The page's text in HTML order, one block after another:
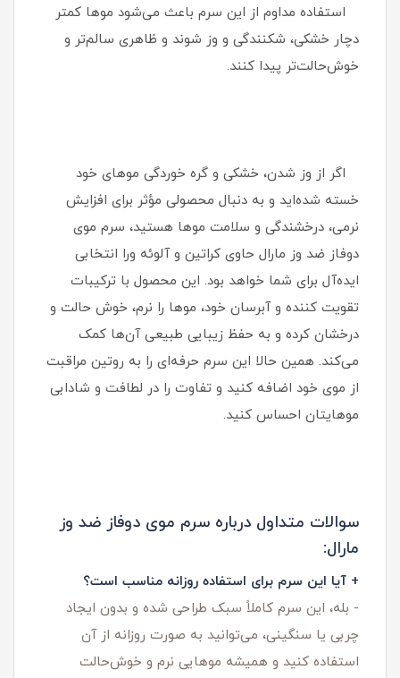
استفاده مداوم از این سرم باعث می‌شود موها کمتر
دچار خشکی، شکنندگی و وز شوند و ظاهری سالم‌تر و
خوش‌حالت‌تر پیدا کنند.
اگر از وز شدن، خشکی و گره خوردگی موهای خود
خسته شده‌اید و به دنبال محصولی مؤثر برای افزایش
نرمی، درخشندگی و سلامت موها هستید، سرم موی
دوفاز ضد وز مارال حاوی کراتین و آلوئه ورا انتخابی
ایده‌آل برای شما خواهد بود. این محصول با ترکیبات
تقویت‌ کننده و آبرسان خود، موها را نرم، خوش‌ حالت و
درخشان کرده و به حفظ زیبایی طبیعی آن‌ها کمک
می‌کند. همین حالا این سرم حرفه‌ای را به روتین مراقبت
از موی خود اضافه کنید و تفاوت را در لطافت و شادابی
موهایتان احساس کنید.
سوالات متداول درباره سرم موی دوفاز ضد وز
مارال:
+ آیا این سرم برای استفاده روزانه مناسب است؟
- بله، این سرم کاملاً سبک طراحی شده و بدون ایجاد
چربی یا سنگینی، می‌توانید به صورت روزانه از آن
استفاده کنید و همیشه موهایی نرم و خوش‌حالت